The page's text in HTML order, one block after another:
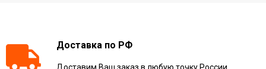
Доставка по РФ
Доставим Ваш заказ в любую точку России